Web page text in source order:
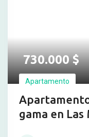
730.000$
Apartamento
gama en Las